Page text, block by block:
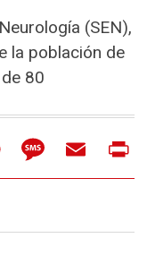
(SEN),
la población de
80
WhatsAppMessageEmail